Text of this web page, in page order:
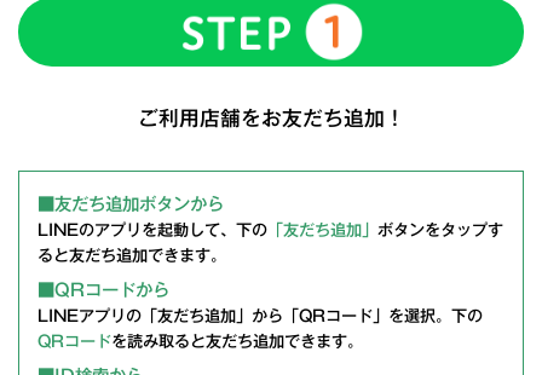
ご利用店舗をお友だち追加！
■友だち追加ボタンから
LINEのアプリを起動して、下の 「友だち追加」 ボタンをタップす
ると友だち追加できます。
■QRコードから
LINEアプリの「友だち追加」から「QRコード」を選択。下の
QRコードを読み取ると友だち追加できます。